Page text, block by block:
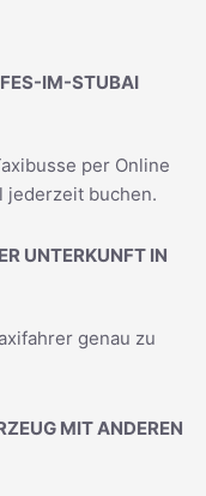
IM-STUBAI
per Online
jederzeit buchen.
UNTERKUNFT IN
genau zu
MIT ANDEREN